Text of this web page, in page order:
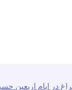
در ایام اربعین